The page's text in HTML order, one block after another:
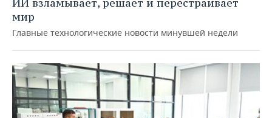
ИИ взламывает, решает и перестраивает
мир
Главные технологические новости минувшей недели